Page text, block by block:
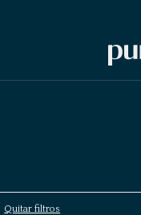
Quitar filtros